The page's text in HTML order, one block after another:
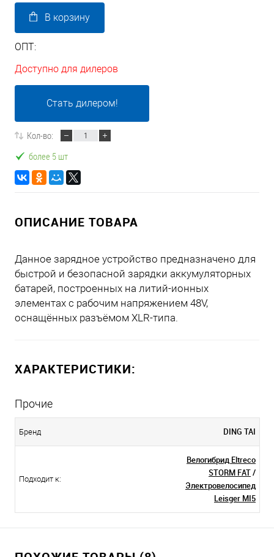
В корзину
ОПТ:
Доступно для дилеров
Стать дилером!
Кол-во:
более 5 шт
ОПИСАНИЕ ТОВАРА
Данное зарядное устройство предназначено для
быстрой и безопасной зарядки аккумуляторных
батарей, построенных на литий-ионных
элементах с рабочим напряжением 48V,
оснащённых разъёмом XLR-типа.
ХАРАКТЕРИСТИКИ:
Прочие
Бренд DING TAI
Подходит к:
Велогибрид Eltreco
STORM FAT/
Электровелосипед
Leisger MI5